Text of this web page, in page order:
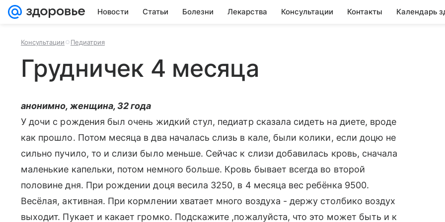
Новости Статьи Болезни Лекарства Консультации Контакты Календарь
Консультации Педиатрия
Грудничек 4 месяца
анонимно, женщина, 32 года
У дочи с рождения был очень жидкий стул, педиатр сказала сидеть на диете, вроде
как прошло. Потом месяца в два началась слизь в кале, были колики, если доцю не
сильно пучило, то и слизи было меньше. Сейчас к слизи добавилась кровь, сначала
маленькие капельки, потом немного больше. Кровь бывает всегда во второй
половине дня. При рождении доця весила 3250, в 4 месяца вес ребёнка 9500.
Весёлая, активная. При кормлении хватает много воздуха - держу столбико воздух
выходит. Пукает и какает громко. Подскажите ,пожалуйста, что это может быть и к